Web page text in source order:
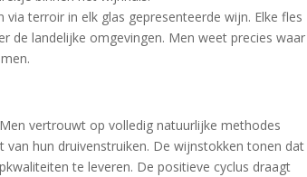
terroir in elk glas gepresenteerde wijn. Elke fles
de landelijke omgevingen. Men weet precies waar
vertrouwt op volledig natuurlijke methodes
hun druivenstruiken. De wijnstokken tonen dat
te leveren. De positieve cyclus draagt